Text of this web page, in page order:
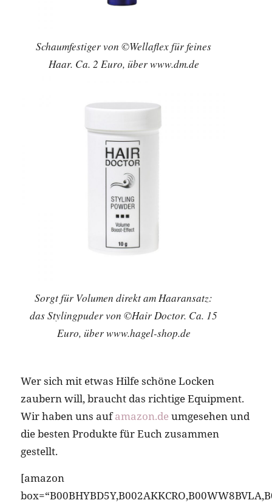
Schaumfestiger von ©Wellaflex für feines
Haar. Ca. 2 Euro, über www.dm.de
Sorgt für Volumen direkt am Haaransatz:
das Stylingpuder von ©Hair Doctor. Ca. 15
Euro, über www.hagel-shop.de
Wer sich mit etwas Hilfe schöne Locken
zaubern will, braucht das richtige Equipment.
Wir haben uns aufamazon.de umgesehen und
die besten Produkte für Euch zusammen
gestellt.
[amazon